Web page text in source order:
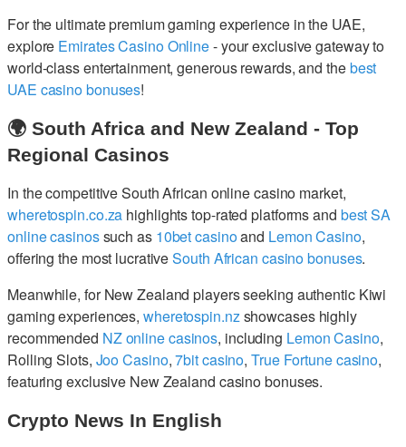
For the ultimate premium gaming experience in the UAE,
explore Emirates Casino Online- your exclusive gateway to
world-class entertainment, generous rewards, and thebest
UAE casino bonuses!
🌍 South Africa and New Zealand - Top
Regional Casinos
In the competitive South African online casino market,
wheretospin.co.za highlights top-rated platforms and best SA
online casinossuch as 10bet casinoand Lemon Casino,
offering the most lucrativeSouth African casino bonuses.
Meanwhile, for New Zealand players seeking authentic Kiwi
gaming experiences, wheretospin.nzshowcases highly
recommended NZ online casinos, including Lemon Casino,
Rolling Slots, Joo Casino,7bit casino,True Fortune casino,
featuring exclusive New Zealand casino bonuses.
Crypto News In English